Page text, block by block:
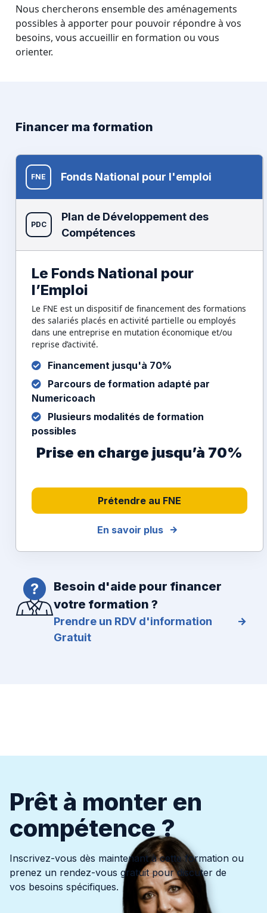
Nous chercherons ensemble des aménagements
possibles à apporter pour pouvoir répondre à vos
besoins, vous accueillir en formation ou vous
orienter.
Financer ma formation
FNE Fonds National pour l'emploi
PDC
Plan de Développement des
Compétences
Le Fonds National pour
l’Emploi
Le FNE est un dispositif de financement des formations
des salariés placés en activité partielle ou employés
dans une entreprise en mutation économique et/ou
reprise d’activité.
Financement jusqu'à 70%
Parcours de formation adapté par
Numericoach
Plusieurs modalités de formation
possibles
Prise en charge jusqu’à 70%
Prétendre au FNE
En savoir plus
Besoin d'aide pour financer
votre formation ?
Prendre un RDV d'information
Gratuit
Prêt à monter en
compétence ?
Inscrivez-vous dès maintenant à cette formation ou
prenez un rendez-vous gratuit pour discuter de
vos besoins spécifiques.